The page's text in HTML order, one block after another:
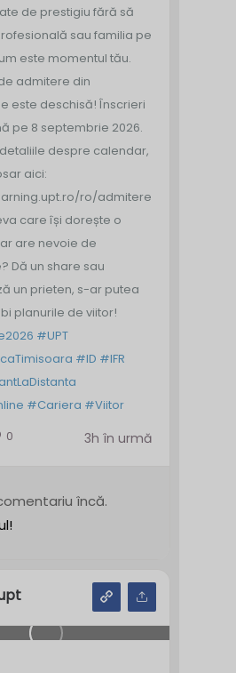
de prestigiu fără să
sau familia pe
este momentul tău.
admitere din
este deschisă! Înscrieri
pe 8 septembrie 2026.
despre calendar,
aici:
ro/admitere/
care își dorește o
are nevoie de
Dă un share sau
un prieten, s-ar putea
planurile de viitor!
#UPT
#ID #IFR
#Cariera #Viitor
0 3h în urmă
încă.